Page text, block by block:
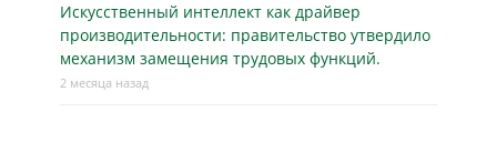
Искусственный интеллект как драйвер
производительности: правительство утвердило
механизм замещения трудовых функций.
2 месяца назад